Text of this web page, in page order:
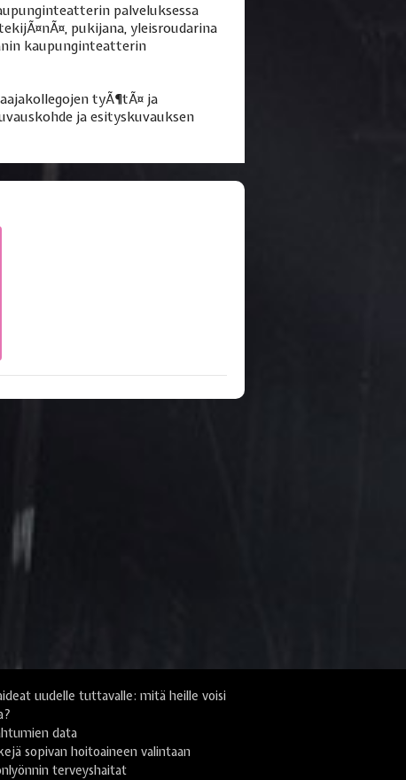
palveluksessa
pukijana, yleisroudarina
kaupunginteatterin
tyÃ¶tÃ¤ ja
ja esityskuvauksen
uudelle tuttavalle: mitä heille voisi
data
sopivan hoitoaineen valintaan
terveyshaitat